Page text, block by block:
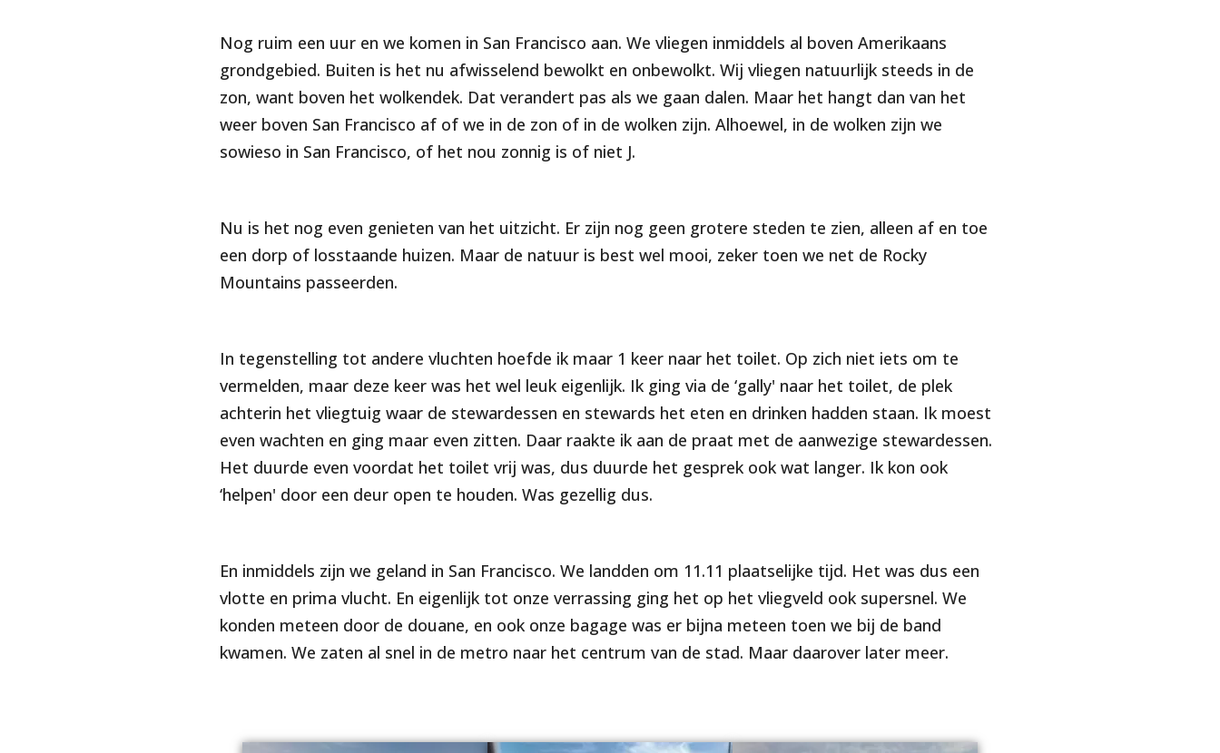
Nog ruim een uur en we komen in San Francisco aan. We vliegen inmiddels al boven Amerikaans
grondgebied. Buiten is het nu afwisselend bewolkt en onbewolkt. Wij vliegen natuurlijk steeds in de
zon, want boven het wolkendek. Dat verandert pas als we gaan dalen. Maar het hangt dan van het
weer boven San Francisco af of we in de zon of in de wolken zijn. Alhoewel, in de wolken zijn we
sowieso in San Francisco, of het nou zonnig is of niet J.
Nu is het nog even genieten van het uitzicht. Er zijn nog geen grotere steden te zien, alleen af en toe
een dorp of losstaande huizen. Maar de natuur is best wel mooi, zeker toen we net de Rocky
Mountains passeerden.
In tegenstelling tot andere vluchten hoefde ik maar 1 keer naar het toilet. Op zich niet iets om te
vermelden, maar deze keer was het wel leuk eigenlijk. Ik ging via de ‘gally' naar het toilet, de plek
achterin het vliegtuig waar de stewardessen en stewards het eten en drinken hadden staan. Ik moest
even wachten en ging maar even zitten. Daar raakte ik aan de praat met de aanwezige stewardessen.
Het duurde even voordat het toilet vrij was, dus duurde het gesprek ook wat langer. Ik kon ook
‘helpen' door een deur open te houden. Was gezellig dus.
En inmiddels zijn we geland in San Francisco. We landden om 11.11 plaatselijke tijd. Het was dus een
vlotte en prima vlucht. En eigenlijk tot onze verrassing ging het op het vliegveld ook supersnel. We
konden meteen door de douane, en ook onze bagage was er bijna meteen toen we bij de band
kwamen. We zaten al snel in de metro naar het centrum van de stad. Maar daarover later meer.